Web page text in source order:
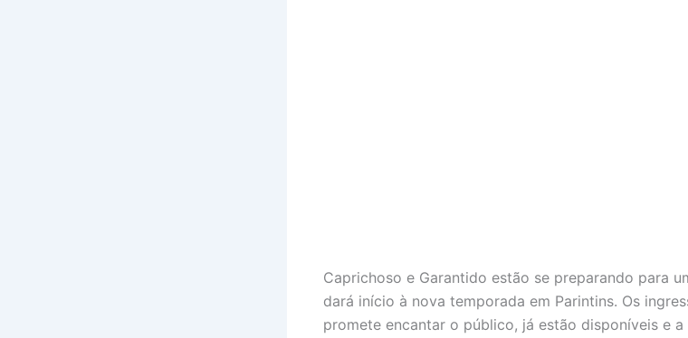
Caprichoso e Garantido estão se preparando para
dará início à nova temporada em Parintins. Os
promete encantar o público, já estão disponíveis e